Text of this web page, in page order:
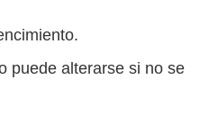
puede alterarse si no se